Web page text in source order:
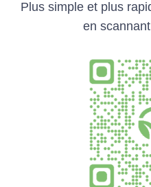
Plus simple et plus
en